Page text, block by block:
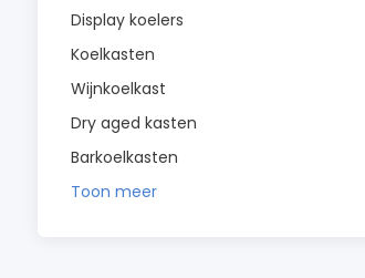
Display koelers
Koelkasten
Wijnkoelkast
Dry aged kasten
Barkoelkasten
Toon meer